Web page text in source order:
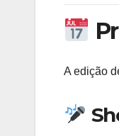
A edição